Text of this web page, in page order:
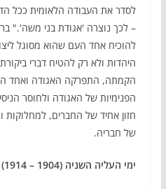
לסדר את העבודה הלאומית ככל
– לכך נוצרה 'אגודת בני משה'."
להוכיח אחד העם שהוא מסוגל
הקמתה, התפרקה האגודה ואחד
הפנימיות של האגודה ולחוסר
חזון אחיד של החברים, למחלוקות
של חבריה.
ימי העליה השניה (1904 – 1914)